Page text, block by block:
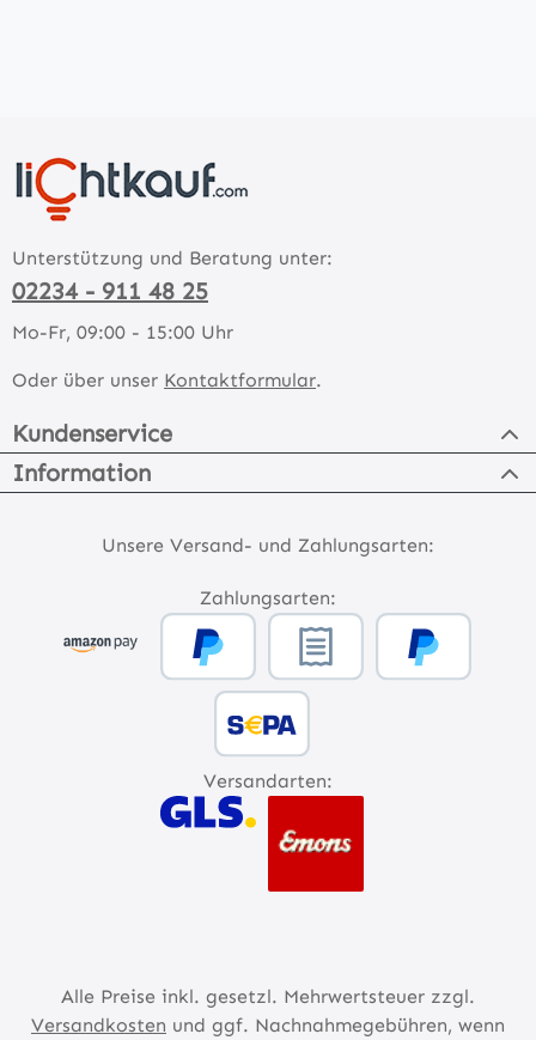
Unterstützung und Beratung unter:
02234 - 911 48 25
Mo-Fr, 09:00 - 15:00 Uhr
Oder über unser Kontaktformular.
Kundenservice
Information
Unsere Versand- und Zahlungsarten:
Zahlungsarten:
Versandarten:
Alle Preise inkl. gesetzl. Mehrwertsteuer zzgl.
Versandkosten und ggf. Nachnahmegebühren, wenn